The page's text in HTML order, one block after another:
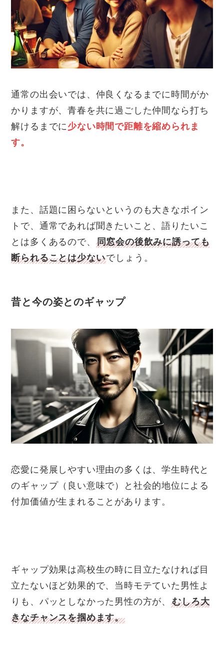
通常の出会いでは、仲良くなるまでに時間がか
かりますが、青春を共に過ごした仲間なら打ち
解けるまでに 少ない時間で距離を縮められま
す。
また、話題に困らないというのも大きなポイン
トで、通常であれば聞きたいこと、語りたいこ
とは多くあるので、 同窓会の後飲みに誘っても
断られることは少ないでしょう。
昔と今の姿とのギャップ
恋愛に発展しやすい理由の多くは、学生時代と
のギャップ（良い意味で）と社会的地位による
付加価値が生まれることがあります。
ギャップ効果は高校生の時に目立たなければ目
立たないほど効果的で、当時モテていた男性よ
りも、パッとしなかった男性の方が、むしろ大
きなチャンスを掴めます。